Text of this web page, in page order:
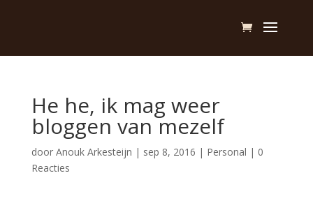
He he, ik mag weer
bloggen van mezelf
door Anouk Arkesteijn | sep 8, 2016 | Personal | 0
Reacties